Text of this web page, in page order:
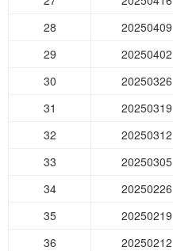
28
20250409
29
20250402
30
20250326
31
20250319
32
20250312
33
20250305
34
20250226
35
20250219
36
20250212